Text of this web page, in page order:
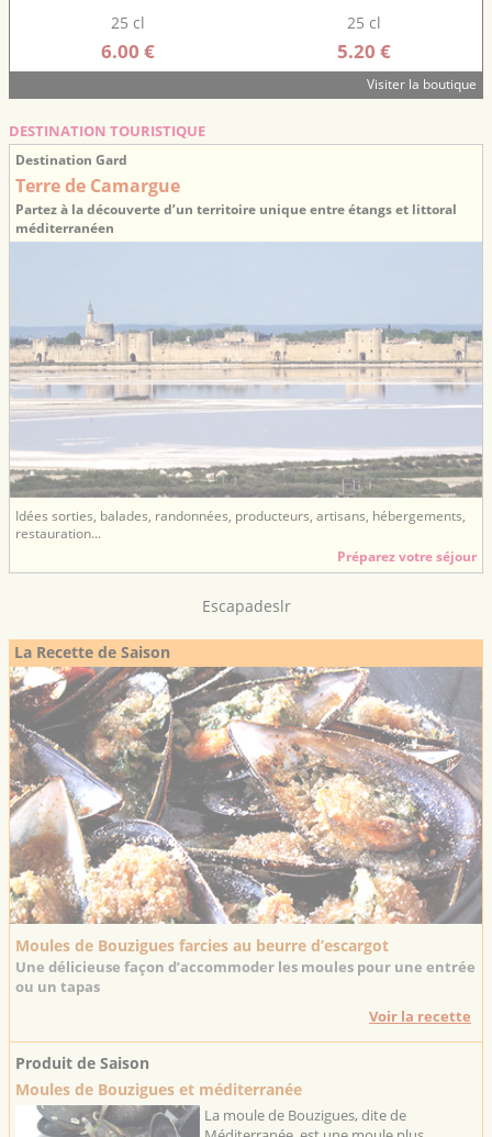
25 cl
6.00 €
25 cl
5.20 €
Visiter la boutique
DESTINATION TOURISTIQUE
Destination Gard
Terre de Camargue
Partez à la découverte d’un territoire unique entre étangs et littoral
méditerranéen
Idées sorties, balades, randonnées, producteurs, artisans, hébergements,
restauration...
Préparez votre séjour
Escapadeslr
La Recette de Saison
Moules de Bouzigues farcies au beurre d’escargot
Une délicieuse façon d’accommoder les moules pour une entrée
ou un tapas
Voir la recette
Produit de Saison
Moules de Bouzigues et méditerranée
La moule de Bouzigues, dite de